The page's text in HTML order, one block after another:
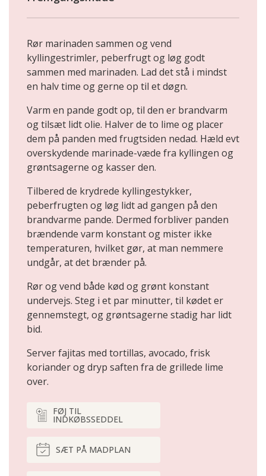
Rør marinaden sammen og vend
kyllingestrimler, peberfrugt og løg godt
sammen med marinaden. Lad det stå i mindst
en halv time og gerne op til et døgn.
Varm en pande godt op, til den er brandvarm
og tilsæt lidt olie. Halver de to lime og placer
dem på panden med frugtsiden nedad. Hæld evt
overskydende marinade-væde fra kyllingen og
grøntsagerne og kasser den.
Tilbered de krydrede kyllingestykker,
peberfrugten og løg lidt ad gangen på den
brandvarme pande. Dermed forbliver panden
brændende varm konstant og mister ikke
temperaturen, hvilket gør, at man nemmere
undgår, at det brænder på.
Rør og vend både kød og grønt konstant
undervejs. Steg i et par minutter, til kødet er
gennemstegt, og grøntsagerne stadig har lidt
bid.
Server fajitas med tortillas, avocado, frisk
koriander og dryp saften fra de grillede lime
over.
FØJ TIL
INDKØBSSEDDEL
SÆT PÅ MADPLAN